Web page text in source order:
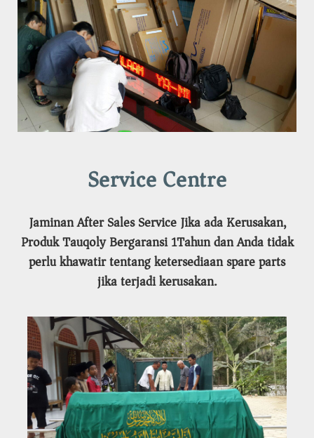
Service Centre
Jaminan After Sales Service Jika ada Kerusakan,
Produk Tauqoly Bergaransi 1Tahun dan Anda tidak
perlu khawatir tentang ketersediaan spare parts
jika terjadi kerusakan.